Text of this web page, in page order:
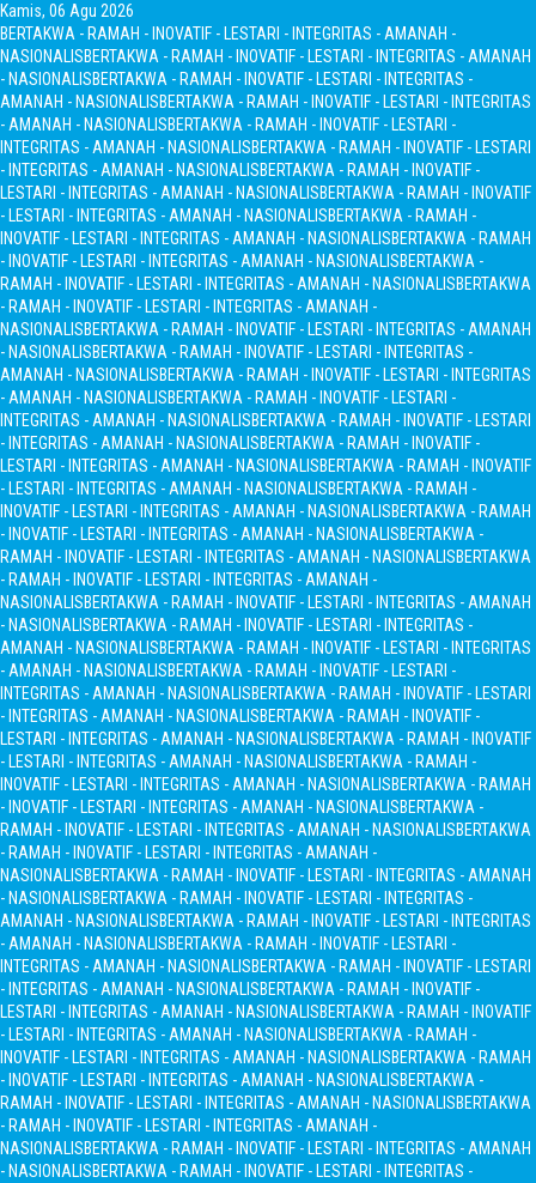
Kamis, 06 Agu 2026
BERTAKWA - RAMAH - INOVATIF - LESTARI - INTEGRITAS - AMANAH -
NASIONALISBERTAKWA - RAMAH - INOVATIF - LESTARI - INTEGRITAS - AMANAH
- NASIONALISBERTAKWA - RAMAH - INOVATIF - LESTARI - INTEGRITAS -
AMANAH - NASIONALISBERTAKWA - RAMAH - INOVATIF - LESTARI - INTEGRITAS
- AMANAH - NASIONALISBERTAKWA - RAMAH - INOVATIF - LESTARI -
INTEGRITAS - AMANAH - NASIONALISBERTAKWA - RAMAH - INOVATIF - LESTARI
- INTEGRITAS - AMANAH - NASIONALISBERTAKWA - RAMAH - INOVATIF -
LESTARI - INTEGRITAS - AMANAH - NASIONALISBERTAKWA - RAMAH - INOVATIF
- LESTARI - INTEGRITAS - AMANAH - NASIONALISBERTAKWA - RAMAH -
INOVATIF - LESTARI - INTEGRITAS - AMANAH - NASIONALISBERTAKWA - RAMAH
- INOVATIF - LESTARI - INTEGRITAS - AMANAH - NASIONALISBERTAKWA -
RAMAH - INOVATIF - LESTARI - INTEGRITAS - AMANAH - NASIONALISBERTAKWA
- RAMAH - INOVATIF - LESTARI - INTEGRITAS - AMANAH -
NASIONALISBERTAKWA - RAMAH - INOVATIF - LESTARI - INTEGRITAS - AMANAH
- NASIONALISBERTAKWA - RAMAH - INOVATIF - LESTARI - INTEGRITAS -
AMANAH - NASIONALISBERTAKWA - RAMAH - INOVATIF - LESTARI - INTEGRITAS
- AMANAH - NASIONALISBERTAKWA - RAMAH - INOVATIF - LESTARI -
INTEGRITAS - AMANAH - NASIONALISBERTAKWA - RAMAH - INOVATIF - LESTARI
- INTEGRITAS - AMANAH - NASIONALISBERTAKWA - RAMAH - INOVATIF -
LESTARI - INTEGRITAS - AMANAH - NASIONALISBERTAKWA - RAMAH - INOVATIF
- LESTARI - INTEGRITAS - AMANAH - NASIONALISBERTAKWA - RAMAH -
INOVATIF - LESTARI - INTEGRITAS - AMANAH - NASIONALISBERTAKWA - RAMAH
- INOVATIF - LESTARI - INTEGRITAS - AMANAH - NASIONALISBERTAKWA -
RAMAH - INOVATIF - LESTARI - INTEGRITAS - AMANAH - NASIONALISBERTAKWA
- RAMAH - INOVATIF - LESTARI - INTEGRITAS - AMANAH -
NASIONALISBERTAKWA - RAMAH - INOVATIF - LESTARI - INTEGRITAS - AMANAH
- NASIONALISBERTAKWA - RAMAH - INOVATIF - LESTARI - INTEGRITAS -
AMANAH - NASIONALISBERTAKWA - RAMAH - INOVATIF - LESTARI - INTEGRITAS
- AMANAH - NASIONALISBERTAKWA - RAMAH - INOVATIF - LESTARI -
INTEGRITAS - AMANAH - NASIONALISBERTAKWA - RAMAH - INOVATIF - LESTARI
- INTEGRITAS - AMANAH - NASIONALISBERTAKWA - RAMAH - INOVATIF -
LESTARI - INTEGRITAS - AMANAH - NASIONALISBERTAKWA - RAMAH - INOVATIF
- LESTARI - INTEGRITAS - AMANAH - NASIONALISBERTAKWA - RAMAH -
INOVATIF - LESTARI - INTEGRITAS - AMANAH - NASIONALISBERTAKWA - RAMAH
- INOVATIF - LESTARI - INTEGRITAS - AMANAH - NASIONALISBERTAKWA -
RAMAH - INOVATIF - LESTARI - INTEGRITAS - AMANAH - NASIONALISBERTAKWA
- RAMAH - INOVATIF - LESTARI - INTEGRITAS - AMANAH -
NASIONALISBERTAKWA - RAMAH - INOVATIF - LESTARI - INTEGRITAS - AMANAH
- NASIONALISBERTAKWA - RAMAH - INOVATIF - LESTARI - INTEGRITAS -
AMANAH - NASIONALISBERTAKWA - RAMAH - INOVATIF - LESTARI - INTEGRITAS
- AMANAH - NASIONALISBERTAKWA - RAMAH - INOVATIF - LESTARI -
INTEGRITAS - AMANAH - NASIONALISBERTAKWA - RAMAH - INOVATIF - LESTARI
- INTEGRITAS - AMANAH - NASIONALISBERTAKWA - RAMAH - INOVATIF -
LESTARI - INTEGRITAS - AMANAH - NASIONALISBERTAKWA - RAMAH - INOVATIF
- LESTARI - INTEGRITAS - AMANAH - NASIONALISBERTAKWA - RAMAH -
INOVATIF - LESTARI - INTEGRITAS - AMANAH - NASIONALISBERTAKWA - RAMAH
- INOVATIF - LESTARI - INTEGRITAS - AMANAH - NASIONALISBERTAKWA -
RAMAH - INOVATIF - LESTARI - INTEGRITAS - AMANAH - NASIONALISBERTAKWA
- RAMAH - INOVATIF - LESTARI - INTEGRITAS - AMANAH -
NASIONALISBERTAKWA - RAMAH - INOVATIF - LESTARI - INTEGRITAS - AMANAH
- NASIONALISBERTAKWA - RAMAH - INOVATIF - LESTARI - INTEGRITAS -